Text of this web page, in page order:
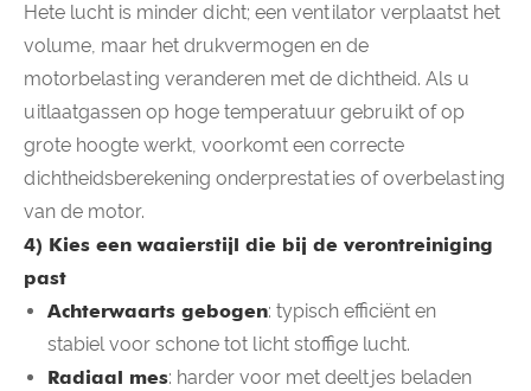
Hete lucht is minder dicht; een ventilator verplaatst het
volume, maar het drukvermogen en de
motorbelasting veranderen met de dichtheid. Als u
uitlaatgassen op hoge temperatuur gebruikt of op
grote hoogte werkt, voorkomt een correcte
dichtheidsberekening onderprestaties of overbelasting
van de motor.
4) Kies een waaierstijl die bij de verontreiniging
past
Achterwaarts gebogen: typisch efficiënt en
stabiel voor schone tot licht stoffige lucht.
Radiaal mes: harder voor met deeltjes beladen